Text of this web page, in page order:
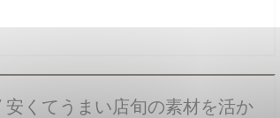
くてうまい店旬の素材を活か